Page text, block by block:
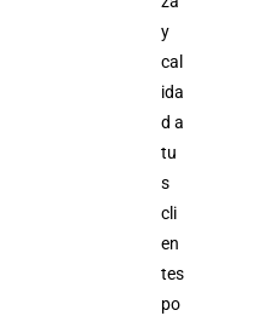
y
cal
ida
d a
tu
s
cli
en
tes
po